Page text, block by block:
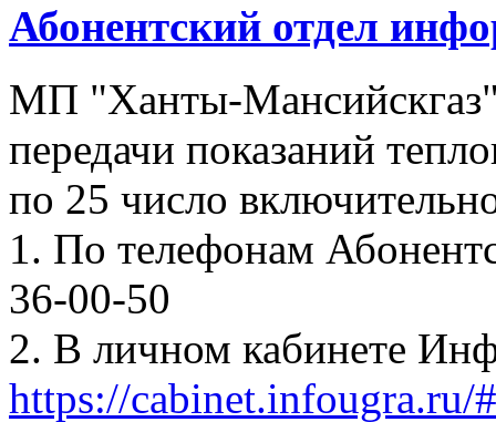
Абонентский отдел
МП "Ханты-Мансийскгаз"
передачи показаний
по 25 число
1. По телефонам
36-00-50
2. В личном кабинете
https://cabinet.infougra.ru/